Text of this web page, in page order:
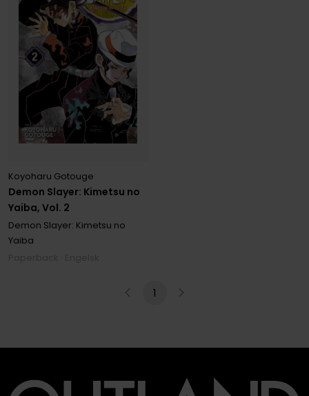
Demon Slayer: Kimetsu no
Yaiba, Vol. 2
Koyoharu Gotouge
Demon Slayer: Kimetsu no
Yaiba
1